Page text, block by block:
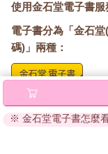
使用金石堂電子書
電子書分為「金石
碼)」兩種：
將儲存於會員中
閱讀直接開啟閱讀
※ 金石堂電子書怎麼